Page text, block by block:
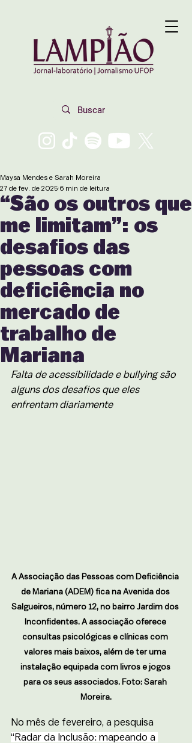
“São os outros que
me limitam”: os
desafios das
pessoas com
deficiência no
mercado de
trabalho de
Mariana
Maysa Mendes e Sarah Moreira
27 de fev. de 2025 6 min de leitura
Falta de acessibilidade e bullying são
alguns dos desafios que eles
enfrentam diariamente
A Associação das Pessoas com Deficiência
de Mariana (ADEM) fica na Avenida dos
Salgueiros, número 12, no bairro Jardim dos
Inconfidentes. A associação oferece
consultas psicológicas e clínicas com
valores mais baixos, além de ter uma
instalação equipada com livros e jogos
para os seus associados. Foto: Sarah
Moreira.
No mês de fevereiro, a pesquisa
“Radar da Inclusão: mapeando a